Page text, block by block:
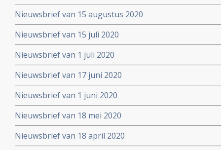
Nieuwsbrief van 15 augustus 2020
Nieuwsbrief van 15 juli 2020
Nieuwsbrief van 1 juli 2020
Nieuwsbrief van 17 juni 2020
Nieuwsbrief van 1 juni 2020
Nieuwsbrief van 18 mei 2020
Nieuwsbrief van 18 april 2020